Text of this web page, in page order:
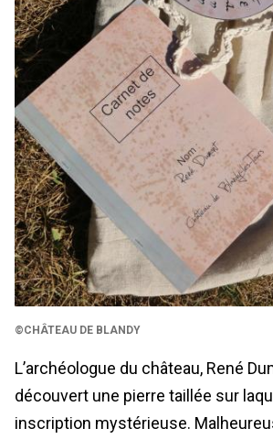
©CHÂTEAU DE BLANDY
L’archéologue du château, René
découvert une pierre taillée sur
inscription mystérieuse.